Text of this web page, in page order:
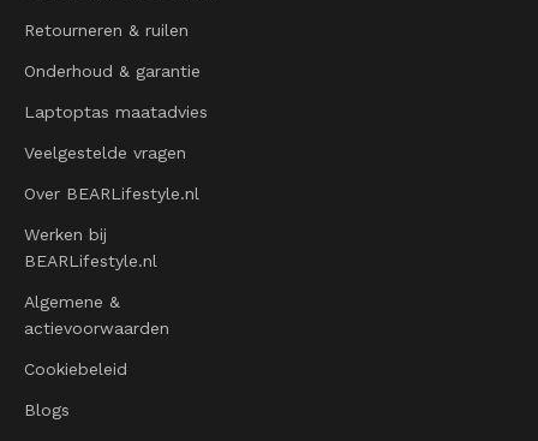
Retourneren & ruilen
Onderhoud & garantie
Laptoptas maatadvies
Veelgestelde vragen
Over BEARLifestyle.nl
Werken bij
BEARLifestyle.nl
Algemene &
actievoorwaarden
Cookiebeleid
Blogs